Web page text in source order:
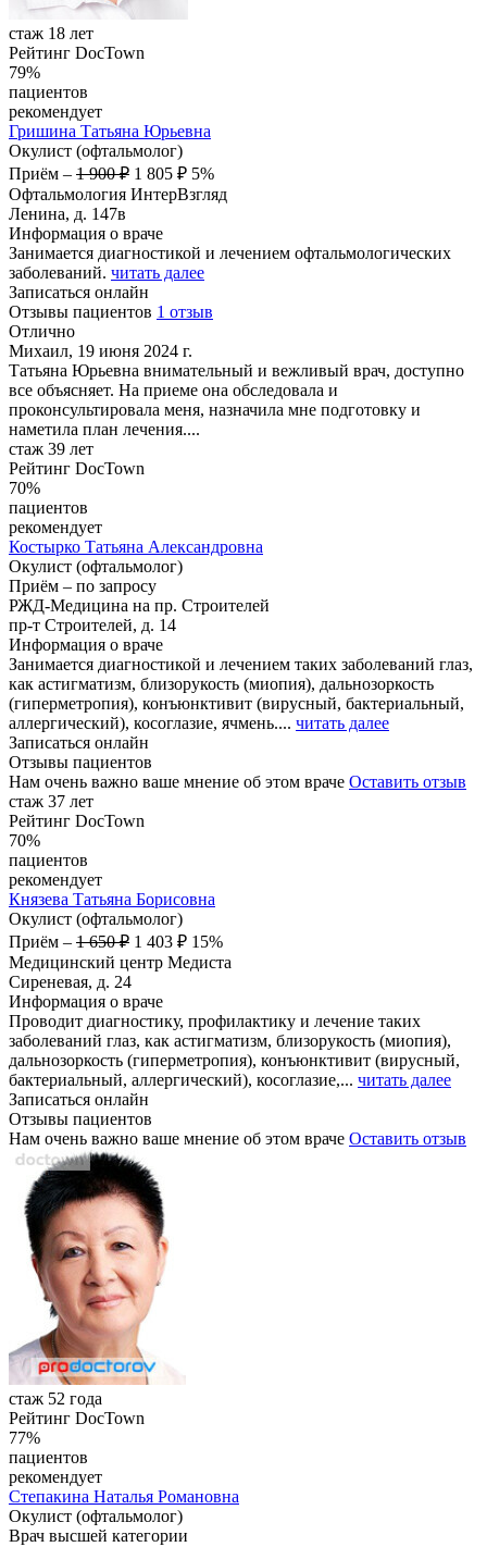
стаж 18 лет
Рейтинг DocTown
79%
пациентов
рекомендует
Гришина Татьяна Юрьевна
Окулист (офтальмолог)
Приём – 1 900 ₽ 1 805 ₽ 5%
Офтальмология ИнтерВзгляд
Ленина, д. 147в
Информация о враче
Занимается диагностикой и лечением офтальмологических
заболеваний. читать далее
Записаться онлайн
Отзывы пациентов 1 отзыв
Отлично
Михаил, 19 июня 2024 г.
Татьяна Юрьевна внимательный и вежливый врач, доступно
все объясняет. На приеме она обследовала и
проконсультировала меня, назначила мне подготовку и
наметила план лечения....
стаж 39 лет
Рейтинг DocTown
70%
пациентов
рекомендует
Костырко Татьяна Александровна
Окулист (офтальмолог)
Приём – по запросу
РЖД-Медицина на пр. Строителей
пр-т Строителей, д. 14
Информация о враче
Занимается диагностикой и лечением таких заболеваний глаз,
как астигматизм, близорукость (миопия), дальнозоркость
(гиперметропия), конъюнктивит (вирусный, бактериальный,
аллергический), косоглазие, ячмень.... читать далее
Записаться онлайн
Отзывы пациентов
Нам очень важно ваше мнение об этом враче Оставить отзыв
стаж 37 лет
Рейтинг DocTown
70%
пациентов
рекомендует
Князева Татьяна Борисовна
Окулист (офтальмолог)
Приём – 1 650 ₽ 1 403 ₽ 15%
Медицинский центр Медиста
Сиреневая, д. 24
Информация о враче
Проводит диагностику, профилактику и лечение таких
заболеваний глаз, как астигматизм, близорукость (миопия),
дальнозоркость (гиперметропия), конъюнктивит (вирусный,
бактериальный, аллергический), косоглазие,... читать далее
Записаться онлайн
Отзывы пациентов
Нам очень важно ваше мнение об этом враче Оставить отзыв
стаж 52 года
Рейтинг DocTown
77%
пациентов
рекомендует
Степакина Наталья Романовна
Окулист (офтальмолог)
Врач высшей категории